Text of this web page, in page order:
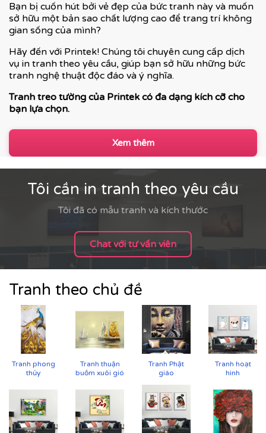
Bạn bị cuốn hút bởi vẻ đẹp của bức tranh này và muốn
sở hữu một bản sao chất lượng cao để trang trí không
gian sống của mình?
Hãy đến với Printek! Chúng tôi chuyên cung cấp dịch
vụ in tranh theo yêu cầu, giúp bạn sở hữu những bức
tranh nghệ thuật độc đáo và ý nghĩa.
Tranh treo tường của Printek có đa dạng kích cỡ cho
bạn lựa chọn.
Xem thêm
Tôi cần in tranh theo yêu cầu
Tôi đã có mẫu tranh và kích thước
Chat với tư vấn viên
Tranh theo chủ đề
Tranh phong
thủy
Tranh thuận
buồm xuôi gió
Tranh Phật
giáo
Tranh hoạt
hình